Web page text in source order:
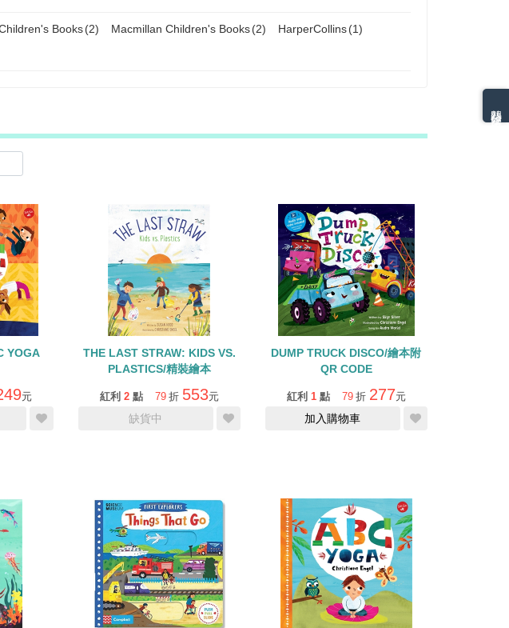
Books(2) Macmillan Children's Books(2) HarperCollins(1)
YOGA
元
THE LAST STRAW: KIDS VS.
PLASTICS/精裝繪本
紅利 2 點 79 折 553元
缺貨中
DUMP TRUCK DISCO/繪本附
QR CODE
紅利 1 點 79 折 277元
加入購物車